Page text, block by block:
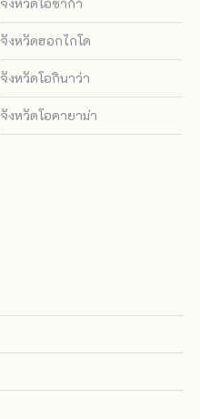
จังหวัดฮอกไกโด
จังหวัดโอกินาว่า
จังหวัดโอคายาม่า